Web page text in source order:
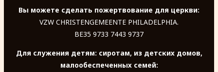
Вы можете сделать пожертвование для церкви:
VZW CHRISTENGEMEENTE PHILADELPHIA.
BE35 9733 7443 9737
Для служения детям: сиротам, из детских домов,
малообеспеченных семей: